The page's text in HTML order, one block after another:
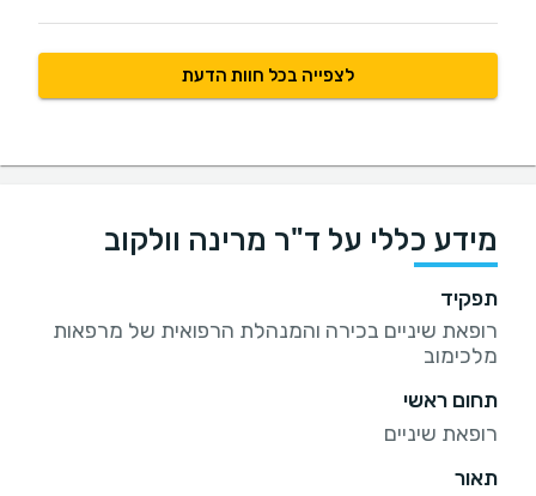
לצפייה בכל חוות הדעת
מידע כללי על ד"ר מרינה וולקוב
תפקיד
רופאת שיניים בכירה והמנהלת הרפואית של מרפאות
מלכימוב
תחום ראשי
רופאת שיניים
תאור